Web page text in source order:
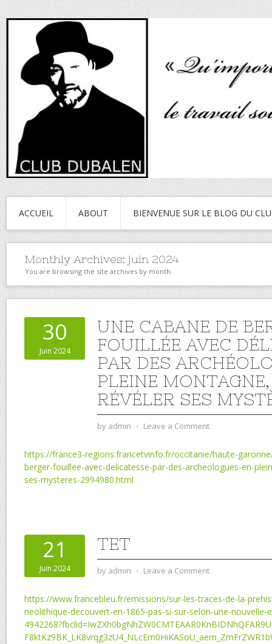
ACCUEIL ABOUT BIENVENUE SUR LE BLOG DU
Monthly Archives: juin 2024
You are browsing the site archives by month.
30
Juin 2024
UNE CABANE DE
FOUILLÉE AVEC
PAR DES
PLEINE
RÉVÉLER SES
by admin ⋅ Leave a Comment
https://france3-regions.francetvinfo.fr/occitanie/haute-
berger-fouillee-avec-delicatesse-par-des-archeologues-en-
ses-mysteres-2994980.html
21
Juin 2024
TET
by admin ⋅ Leave a Comment
https://www.francebleu.fr/emissions/sur-les-traces-de-la-
neolithique-decouvert-en-1865-pas-si-sur-selon-une-nouvelle-